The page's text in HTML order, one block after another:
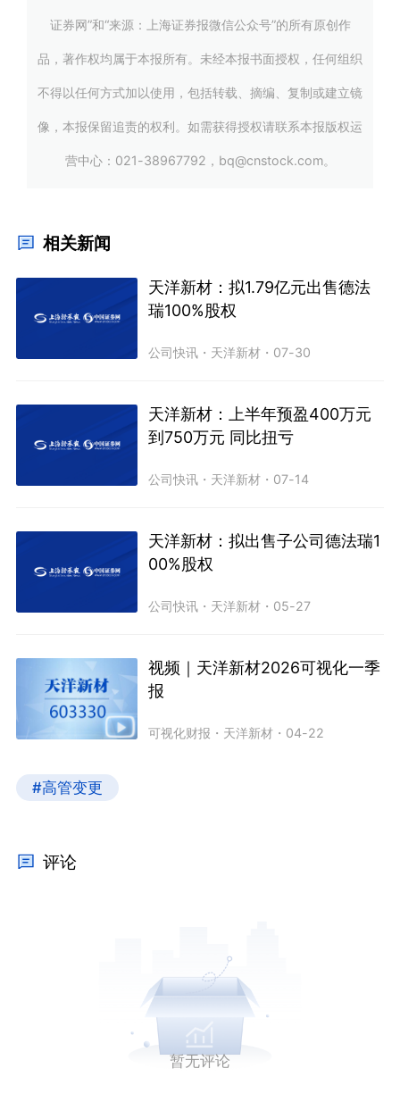
证券网”和“来源：上海证券报微信公众号”的所有原创作
品，著作权均属于本报所有。未经本报书面授权，任何组织
不得以任何方式加以使用，包括转载、摘编、复制或建立镜
像，本报保留追责的权利。如需获得授权请联系本报版权运
营中心：021-38967792，bq@cnstock.com。
相关新闻
天洋新材：拟1.79亿元出售德法
瑞100%股权
公司快讯 ・ 天洋新材 ・ 07-30
天洋新材：上半年预盈400万元
到750万元 同比扭亏
公司快讯 ・ 天洋新材 ・ 07-14
天洋新材：拟出售子公司德法瑞1
00%股权
公司快讯 ・ 天洋新材 ・ 05-27
视频｜天洋新材2026可视化一季
报
可视化财报 ・ 天洋新材 ・ 04-22
#高管变更
评论
暂无评论